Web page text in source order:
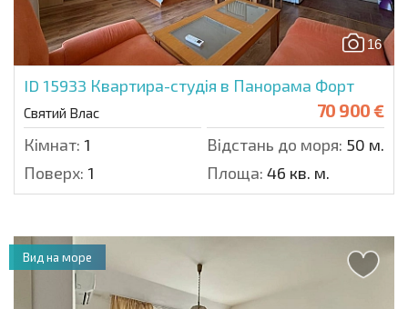
16
ID 15933 Квартира-студія в Панорама Форт
Святий Влас 70 900 €
Кімнат: 1 Відстань до моря: 50 м.
Поверх: 1 Площа: 46 кв. м.
Вид на море